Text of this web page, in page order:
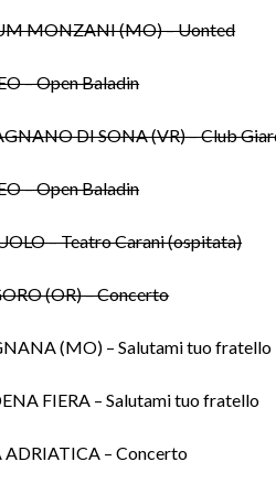
MONZANI (MO) – Uonted
– Open Baladin
DI SONA (VR) – Club
– Open Baladin
– Teatro Carani (ospitata)
(OR) – Concerto
(MO) – Salutami tuo fratello
FIERA – Salutami tuo fratello
– Concerto